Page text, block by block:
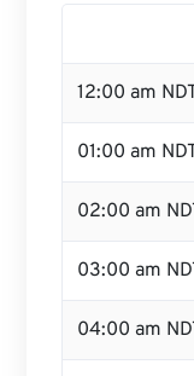
12:00 am
01:00 am
02:00 am
03:00 am
04:00 am